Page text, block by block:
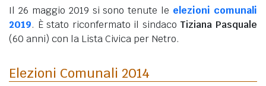
Il 26 maggio 2019 si sono tenute le elezioni comunali
2019. È stato riconfermato il sindaco Tiziana Pasquale
(60 anni) con la Lista Civica per Netro.
Elezioni Comunali 2014